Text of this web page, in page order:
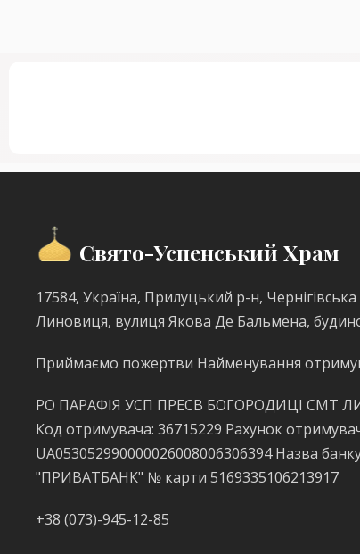
Свято-Успенський Храм
17584, Україна, Прилуцький р-н, Чернігівська
Линовиця, вулиця Якова Де Бальмена,
Приймаємо пожертви Найменування
РО ПАРАФІЯ УСП ПРЕСВ БОГОРОДИЦІ СМТ
Код отримувача: 36715229 Рахунок
UA053052990000026008006306394 Назва
"ПРИВАТБАНК" № карти 5169335106213917
+38 (073)-945-12-85